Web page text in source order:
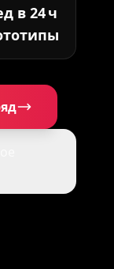
в 24 ч